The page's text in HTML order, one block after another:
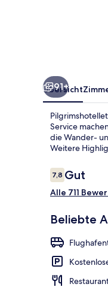
91+
Übersicht
Service
die Wander-
Weitere
Bewertungen
7,87,8 von 10.
Gut
Alle 711
Beliebte